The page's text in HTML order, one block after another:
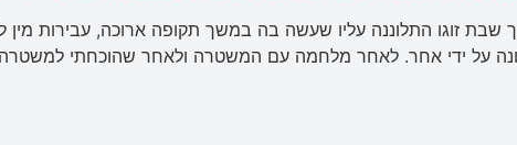
שבת זוגו התלוננה עליו שעשה בה במשך תקופה ארוכה, עבירות מין
על ידי אחר. לאחר מלחמה עם המשטרה ולאחר שהוכחתי